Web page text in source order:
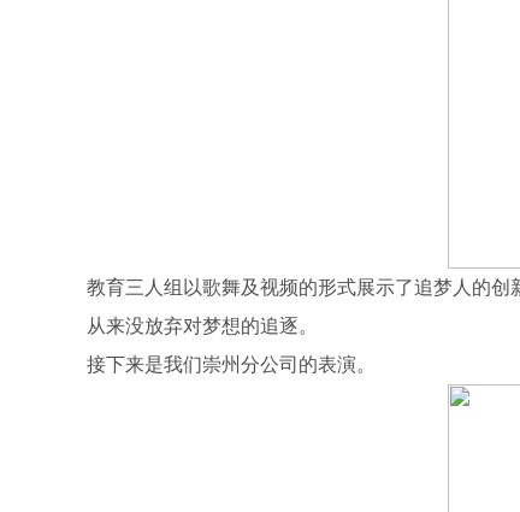
教育三人组以歌舞及视频的形式展示了追梦人的
从来没放弃对梦想的追逐。
接下来是我们崇州分公司的表演。